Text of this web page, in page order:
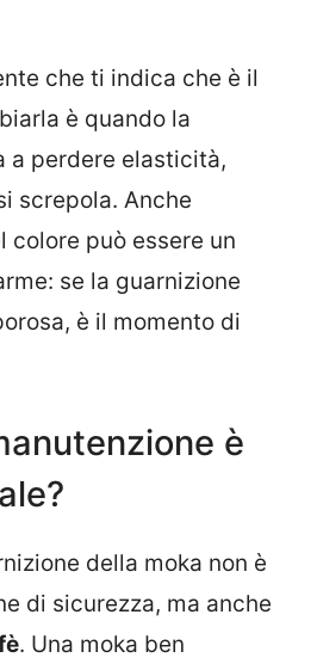
che ti indica che è il
è quando la
a perdere elasticità,
screpola. Anche
colore può essere un
se la guarnizione
è il momento di
è
della moka non è
di sicurezza, ma anche
. Una moka ben